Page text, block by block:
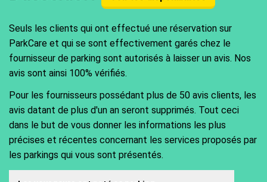
Seuls les clients qui ont effectué une réservation sur
ParkCare et qui se sont effectivement garés chez le
fournisseur de parking sont autorisés à laisser un avis. Nos
avis sont ainsi 100% vérifiés.
Pour les fournisseurs possédant plus de 50 avis clients, les
avis datant de plus d'un an seront supprimés. Tout ceci
dans le but de vous donner les informations les plus
précises et récentes concernant les services proposés par
les parkings qui vous sont présentés.